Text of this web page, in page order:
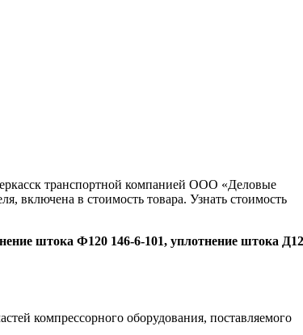
транспортной компанией ООО «Деловые
включена в стоимость товара. Узнать стоимость
штока Ф120 146-6-101, уплотнение штока
компрессорного оборудования, поставляемого